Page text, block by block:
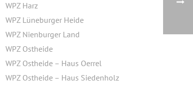
WPZ Harz
WPZ Lüneburger Heide
WPZ Nienburger Land
WPZ Ostheide
WPZ Ostheide – Haus Oerrel
WPZ Ostheide – Haus Siedenholz